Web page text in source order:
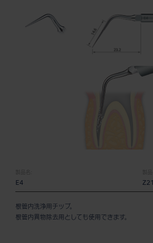
製品名:
E4
製
根管内洗浄用チップ。
根管内異物除去用としても使用できます。